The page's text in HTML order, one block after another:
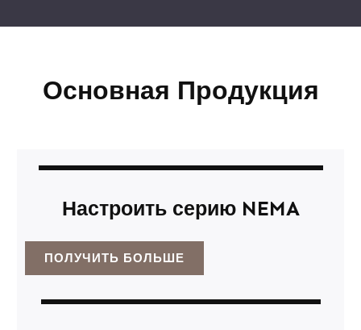
Основная Продукция
Настроить серию NEMA
ПОЛУЧИТЬ БОЛЬШЕ